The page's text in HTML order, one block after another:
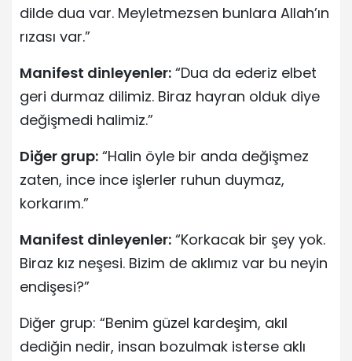
dilde dua var. Meyletmezsen bunlara Allah’ın
rızası var.”
Manifest dinleyenler: “Dua da ederiz elbet
geri durmaz dilimiz. Biraz hayran olduk diye
değişmedi halimiz.”
Diğer grup: “Halin öyle bir anda değişmez
zaten, ince ince işlerler ruhun duymaz,
korkarım.”
Manifest dinleyenler: “Korkacak bir şey yok.
Biraz kız neşesi. Bizim de aklımız var bu neyin
endişesi?”
Diğer grup: “Benim güzel kardeşim, akıl
dediğin nedir, insan bozulmak isterse aklı